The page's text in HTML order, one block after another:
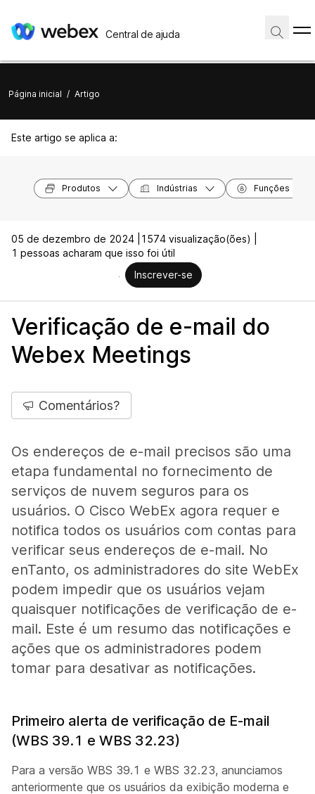
Central de ajuda
Página inicial / Artigo
Este artigo se aplica a:
Produtos Indústrias Funções
05 de dezembro de 2024 |
1574 visualização(ões) |
1 pessoas acharam que isso foi útil
Inscrever-se
Verificação de e-mail do
Webex Meetings
Comentários?
Os endereços de e-mail precisos são uma
etapa fundamental no fornecimento de
serviços de nuvem seguros para os
usuários. O Cisco WebEx agora requer e
notifica todos os usuários com contas para
verificar seus endereços de e-mail. No
enTanto, os administradores do site WebEx
podem impedir que os usuários vejam
quaisquer notificações de verificação de e-
mail. Este é um resumo das notificações e
ações que os administradores podem
tomar para desativar as notificações.
Primeiro alerta de verificação de E-mail
(WBS 39.1 e WBS 32.23)
Para a versão WBS 39.1 e WBS 32.23, anunciamos
anteriormente que os usuários da exibição moderna e